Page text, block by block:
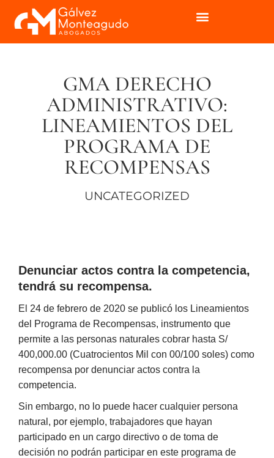
GMA DERECHO
ADMINISTRATIVO:
LINEAMIENTOS DEL
PROGRAMA DE
RECOMPENSAS
UNCATEGORIZED
Denunciar actos contra la competencia,
tendrá su recompensa.
El 24 de febrero de 2020 se publicó los Lineamientos
del Programa de Recompensas, instrumento que
permite a las personas naturales cobrar hasta S/
400,000.00 (Cuatrocientos Mil con 00/100 soles) como
recompensa por denunciar actos contra la
competencia.
Sin embargo, no lo puede hacer cualquier persona
natural, por ejemplo, trabajadores que hayan
participado en un cargo directivo o de toma de
decisión no podrán participar en este programa de